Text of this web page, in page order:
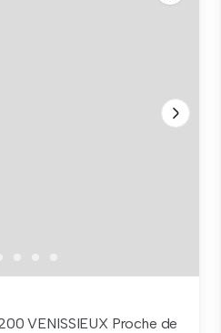
VENISSIEUX Proche de